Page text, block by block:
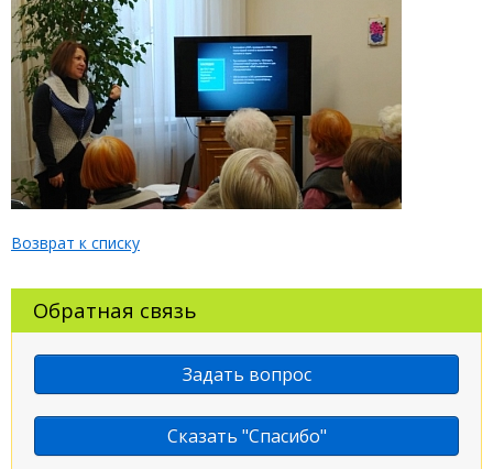
Возврат к списку
Обратная связь
Задать вопрос
Сказать "Спасибо"